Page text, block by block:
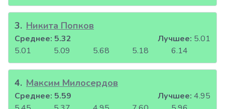
3. Никита Попков
5.01 5.09 5.68 5.18 6.14
Среднее: 5.32 Лучшее: 5.01
4. Максим Милосердов
Среднее: 5.59 Лучшее: 4.95